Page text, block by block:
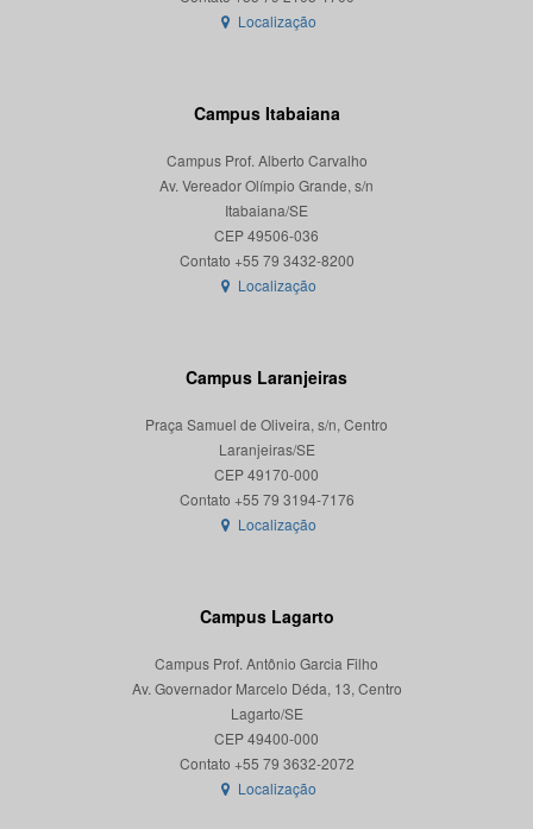
Localização
Campus Itabaiana
Campus Prof. Alberto Carvalho
Av. Vereador Olímpio Grande, s/n
Itabaiana/SE
CEP 49506-036
Localização
Campus Laranjeiras
Praça Samuel de Oliveira, s/n, Centro
Laranjeiras/SE
CEP 49170-000
Localização
Campus Lagarto
Campus Prof. Antônio Garcia Filho
Av. Governador Marcelo Déda, 13, Centro
Lagarto/SE
CEP 49400-000
Localização